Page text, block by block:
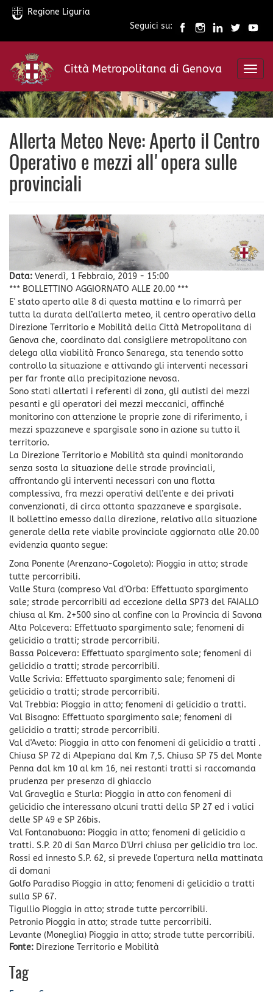
Salta
contenuto
principale
Regione Liguria
Seguici su:
Città Metropolitana di Genova
Allerta Meteo Neve: Aperto il Centro
Operativo e mezzi all'opera sulle
provinciali
Data: Venerdì, 1 Febbraio, 2019 - 15:00
*** BOLLETTINO AGGIORNATO ALLE 20.00 ***
E' stato aperto alle 8 di questa mattina e lo rimarrà per
tutta la durata dell’allerta meteo, il centro operativo della
Direzione Territorio e Mobilità della Città Metropolitana di
Genova che, coordinato dal consigliere metropolitano con
delega alla viabilità Franco Senarega, sta tenendo sotto
controllo la situazione e attivando gli interventi necessari
per far fronte alla precipitazione nevosa.
Sono stati allertati i referenti di zona, gli autisti dei mezzi
pesanti e gli operatori dei mezzi meccanici, affinché
monitorino con attenzione le proprie zone di riferimento, i
mezzi spazzaneve e spargisale sono in azione su tutto il
territorio.
La Direzione Territorio e Mobilità sta quindi monitorando
senza sosta la situazione delle strade provinciali,
affrontando gli interventi necessari con una flotta
complessiva, fra mezzi operativi dell’ente e dei privati
convenzionati, di circa ottanta spazzaneve e spargisale.
Il bollettino emesso dalla direzione, relativo alla situazione
generale della rete viabile provinciale aggiornata alle 20.00
evidenzia quanto segue:
Zona Ponente (Arenzano-Cogoleto): Pioggia in atto; strade
tutte percorribili.
Valle Stura (compreso Val d'Orba: Effettuato spargimento
sale; strade percorribili ad eccezione della SP73 del FAIALLO
chiusa al Km. 2+500 sino al confine con la Provincia di Savona
Alta Polcevera: Effettuato spargimento sale; fenomeni di
gelicidio a tratti; strade percorribili.
Bassa Polcevera: Effettuato spargimento sale; fenomeni di
gelicidio a tratti; strade percorribili.
Valle Scrivia: Effettuato spargimento sale; fenomeni di
gelicidio a tratti; strade percorribili.
Val Trebbia: Pioggia in atto; fenomeni di gelicidio a tratti.
Val Bisagno: Effettuato spargimento sale; fenomeni di
gelicidio a tratti; strade percorribili.
Val d'Aveto: Pioggia in atto con fenomeni di gelicidio a tratti .
Chiusa SP 72 di Alpepiana dal Km 7,5. Chiusa SP 75 del Monte
Penna dal km 10 al km 16, nei restanti tratti si raccomanda
prudenza per presenza di ghiaccio
Val Graveglia e Sturla: Pioggia in atto con fenomeni di
gelicidio che interessano alcuni tratti della SP 27 ed i valici
delle SP 49 e SP 26bis.
Val Fontanabuona: Pioggia in atto; fenomeni di gelicidio a
tratti. S.P. 20 di San Marco D'Urri chiusa per gelicidio tra loc.
Rossi ed innesto S.P. 62, si prevede l'apertura nella mattinata
di domani
Golfo Paradiso Pioggia in atto; fenomeni di gelicidio a tratti
sulla SP 67.
Tigullio Pioggia in atto; strade tutte percorribili.
Petronio Pioggia in atto; strade tutte percorribili.
Levante (Moneglia) Pioggia in atto; strade tutte percorribili.
Fonte: Direzione Territorio e Mobilità
Tag